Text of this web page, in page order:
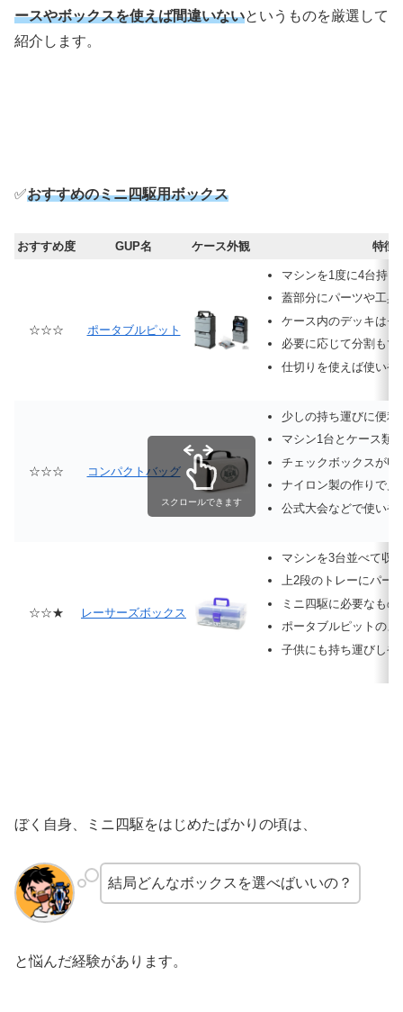
ースやボックスを使えば間違いないというものを厳選して
紹介します。
✅おすすめのミニ四駆用ボックス
おすすめ度 GUP名 ケース外観 特徴
☆☆☆ ポータブルピット
マシンを1度に4台持ち
蓋部分にパーツや工具
ケース内のデッキはセ
必要に応じて分割もで
仕切りを使えば使いや
☆☆☆ コンパクトバッグ
少しの持ち運びに便利
マシン1台とケース類
チェックボックスが収
ナイロン製の作りで見
公式大会などで使いや
☆☆★ レーサーズボックス
マシンを3台並べて収
上2段のトレーにパー
ミニ四駆に必要なも
ポータブルピットのよ
子供にも持ち運びしや
スクロールできます
ぼく自身、ミニ四駆をはじめたばかりの頃は、
結局どんなボックスを選べばいいの？
と悩んだ経験があります。